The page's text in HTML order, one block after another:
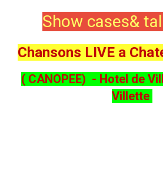
Show cases&
Chansons LIVE a
( CANOPEE) - Hotel de
Villette